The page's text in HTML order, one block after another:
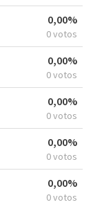
0,00%
0 votos
0,00%
0 votos
0,00%
0 votos
0,00%
0 votos
0,00%
0 votos